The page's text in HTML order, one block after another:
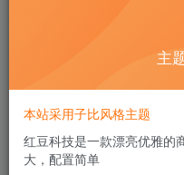
此内容为付费资源，请付费
￥
您当前未登
主
本站采用子比风格主题
红豆科技是一款漂亮优雅的
大，配置简单